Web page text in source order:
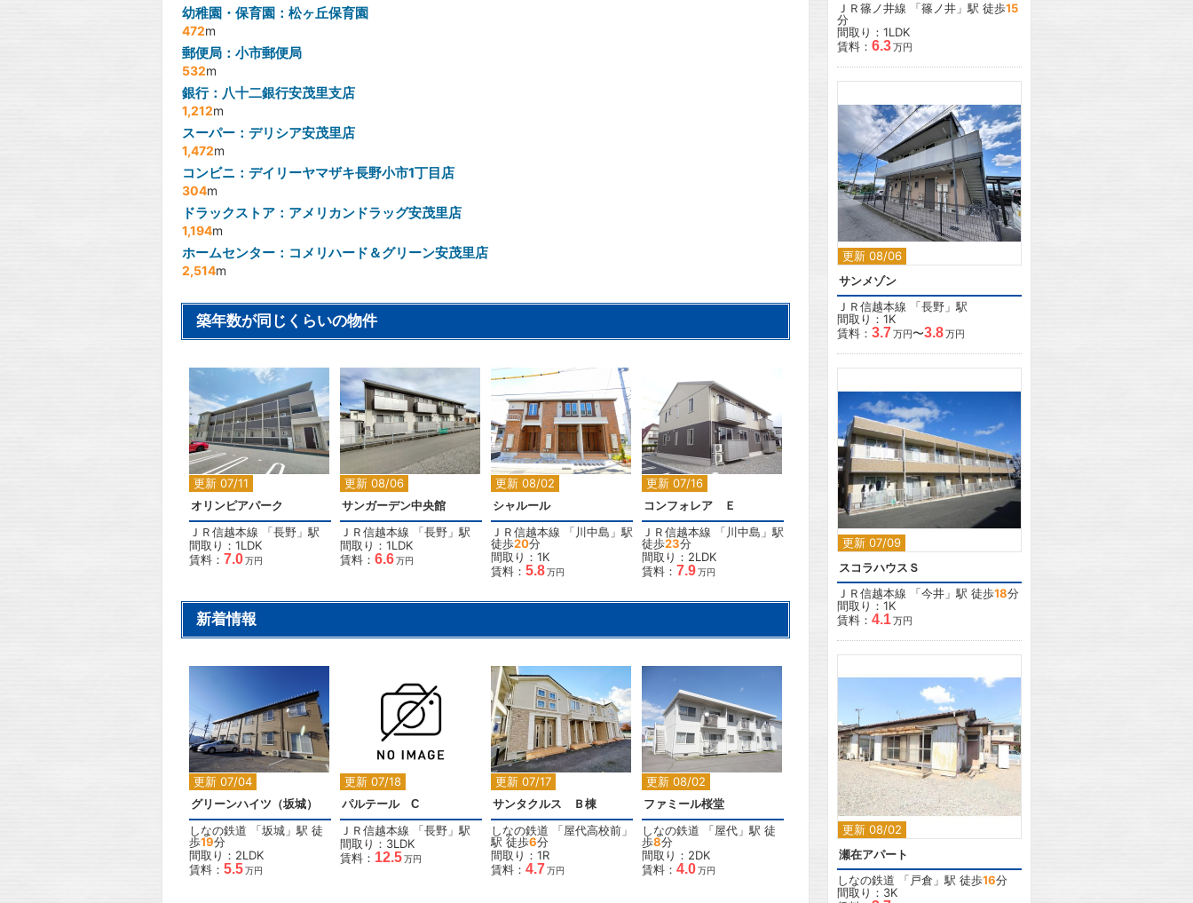
幼稚園・保育園：松ヶ丘保育園
472m
郵便局：小市郵便局
532m
銀行：八十二銀行安茂里支店
1,212m
スーパー：デリシア安茂里店
1,472m
コンビニ：デイリーヤマザキ長野小市1丁目店
304m
ドラックストア：アメリカンドラッグ安茂里店
1,194m
ホームセンター：コメリハード＆グリーン安茂里店
2,514m
築年数が同じくらいの物件
更新 07/11
2
オリンピアパーク
ＪＲ信越本線 「長野 」駅
間取り：1LDK
賃料： 7.0万円
更新 08/06
2
サンガーデン中央館
ＪＲ信越本線 「長野 」駅
間取り：1LDK
賃料： 6.6万円
更新 08/02
2
シャルール
ＪＲ信越本線 「川中島 」駅
徒歩20分
間取り：1K
賃料： 5.8万円
更新 07/16
2
コンフォレア Ｅ
ＪＲ信越本線 「川中島 」駅
徒歩23分
間取り：2LDK
賃料： 7.9万円
新着情報
更新 07/04
2
グリーンハイツ（坂城）
しなの鉄道 「坂城 」駅 徒
歩19分
間取り：2LDK
賃料： 5.5万円
更新 07/18
2
パルテール C
ＪＲ信越本線 「長野 」駅
間取り：3LDK
賃料： 12.5万円
更新 07/17
2
サンタクルス Ｂ棟
しなの鉄道 「屋代高校前 」
駅 徒歩6分
間取り：1R
賃料： 4.7万円
更新 08/02
2
ファミール桜堂
しなの鉄道 「屋代 」駅 徒
歩8分
間取り：2DK
賃料： 4.0万円
ＪＲ篠ノ井線 「篠ノ井 」駅 徒歩15
分
間取り：1LDK
賃料： 6.3万円
更新 08/06
サンメゾン
ＪＲ信越本線 「長野 」駅
間取り：1K
賃料： 3.7万円〜3.8万円
更新 07/09
2
スコラハウスＳ
ＪＲ信越本線 「今井 」駅 徒歩18分
間取り：1K
賃料： 4.1万円
更新 08/02
2
瀬在アパート
しなの鉄道 「戸倉 」駅 徒歩16分
間取り：3K